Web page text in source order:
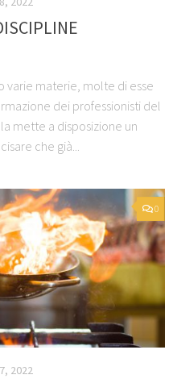
varie materie, molte di esse
dei professionisti del
mette a disposizione un
che già...
0
2022